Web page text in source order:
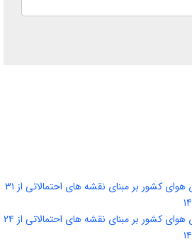
تحلیل پیش بینی هفتگی دمای هوای کشور بر مبنای نقشه های احتمالاتی از ۳۱
تحلیل پیش بینی هفتگی دمای هوای کشور بر مبنای نقشه های احتمالاتی از ۲۴